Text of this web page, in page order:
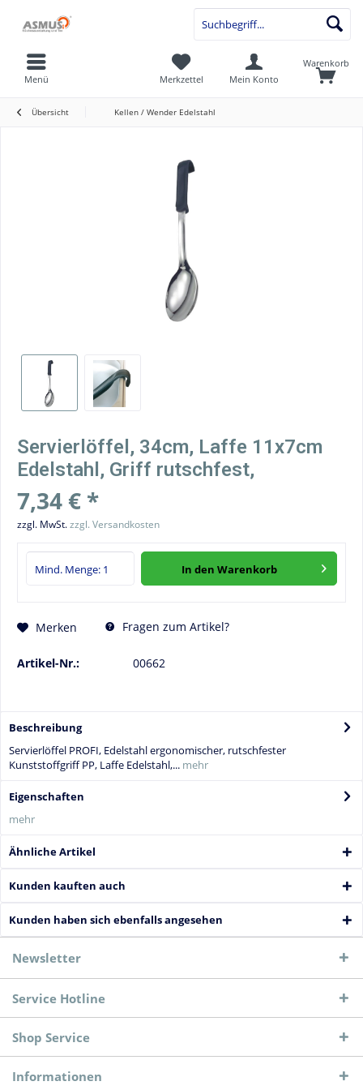
Warenkorb
Merkzettel
Mein Konto
Menü
Übersicht Kellen / Wender Edelstahl
Servierlöffel, 34cm, Laffe 11x7cm
Edelstahl, Griff rutschfest,
7,34 € *
zzgl. MwSt.zzgl. Versandkosten
In den Warenkorb
Merken Fragen zum Artikel?
Artikel-Nr.: 00662
Beschreibung
Servierlöffel PROFI, Edelstahl ergonomischer, rutschfester
Kunststoffgriff PP, Laffe Edelstahl,... mehr
Eigenschaften
mehr
Ähnliche Artikel
Kunden kauften auch
Kunden haben sich ebenfalls angesehen
Newsletter
Service Hotline
Shop Service
Informationen